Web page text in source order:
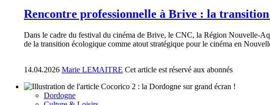
Rencontre professionnelle à Brive : la
Dans le cadre du festival du cinéma de Brive, le CNC, la Région Nouvelle-
de la transition écologique comme atout stratégique pour le cinéma en
14.04.2026 Marie LEMAITRE Cet article est réservé aux abonnés
Dordogne